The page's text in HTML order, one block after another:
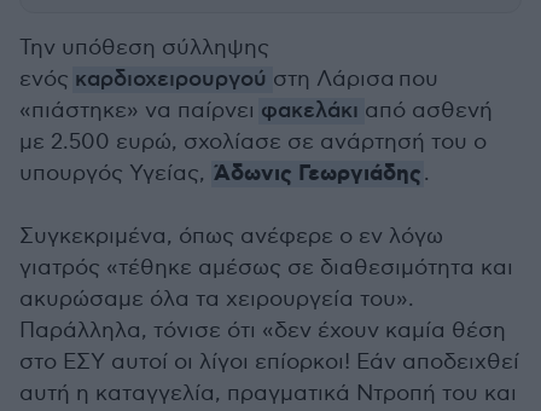
Την υπόθεση σύλληψης
ενός καρδιοχειρουργού στη Λάρισα που
«πιάστηκε» να παίρνει φακελάκι από ασθενή
με 2.500 ευρώ, σχολίασε σε ανάρτησή του ο
υπουργός Υγείας, Άδωνις Γεωργιάδης.
Συγκεκριμένα, όπως ανέφερε ο εν λόγω
γιατρός «τέθηκε αμέσως σε διαθεσιμότητα και
ακυρώσαμε όλα τα χειρουργεία του».
Παράλληλα, τόνισε ότι «δεν έχουν καμία θέση
στο ΕΣΥ αυτοί οι λίγοι επίορκοι! Εάν αποδειχθεί
αυτή η καταγγελία, πραγματικά Ντροπή του και